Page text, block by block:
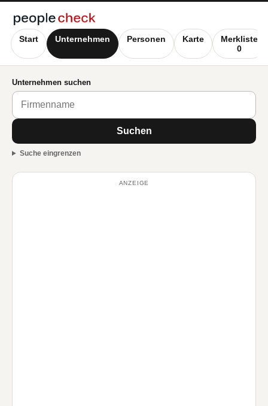
Start Unternehmen Personen Karte
Merkliste
0
Unternehmen suchen
Suchen
Suche eingrenzen
ANZEIGE